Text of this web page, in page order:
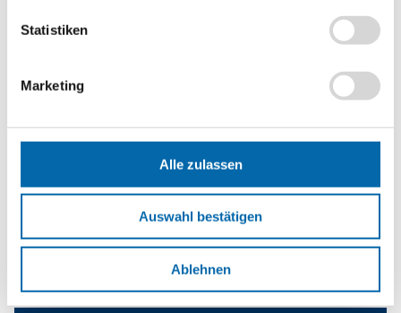
Statistiken
Marketing
Alle zulassen
Auswahl bestätigen
Ablehnen
Methoden
Format
Schlagwörter
Fürsorgeprinzip,Solidarprinzip
Erscheinungsjahr